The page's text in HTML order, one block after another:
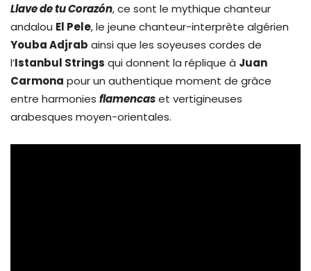
Llave de tu Corazón, ce sont le mythique chanteur
andalou El Pele, le jeune chanteur-interprète algérien
Youba Adjrab ainsi que les soyeuses cordes de
l’Istanbul Strings qui donnent la réplique à Juan
Carmona pour un authentique moment de grâce
entre harmonies flamencaset vertigineuses
arabesques moyen-orientales.